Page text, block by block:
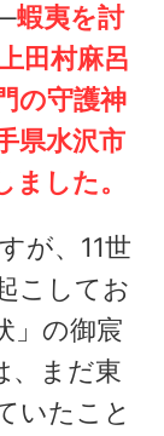
蝦夷を討
田村麻呂
の守護神
県水沢市
した。
が、11世
こしてお
」の御宸
、まだ東
いたこと